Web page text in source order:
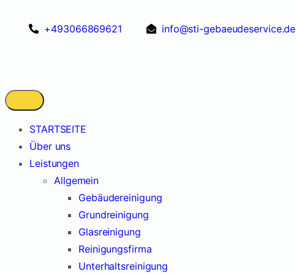
+493066869621 info@sti-gebaeudeservice.de
STARTSEITE
Über uns
Leistungen
Allgemein
Gebäudereinigung
Grundreinigung
Glasreinigung
Reinigungsfirma
Unterhaltsreinigung